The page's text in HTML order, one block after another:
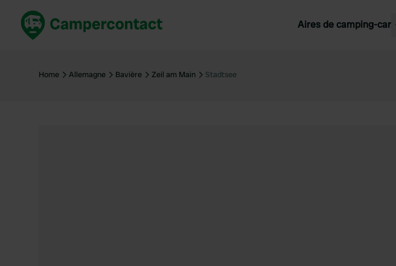
Aires de camping-car
France
France
Home Allemagne Bavière Zeil am Main Stadtsee